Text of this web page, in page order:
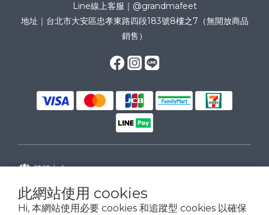
此網站使用 cookies
Hi, 本網站使用必要 cookies 和追蹤型 cookies 以確保
Line線上客服｜@grandmafeet
地址｜台北市大安區忠孝東路四段183號8樓之7（無開放商品
銷售）
繁體中文